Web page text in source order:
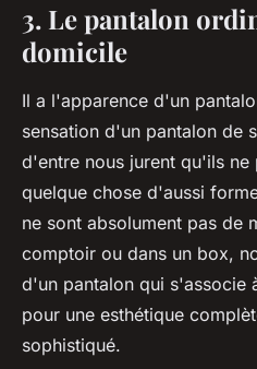
3. Le pantalon
domicile
Il a l'apparence d'un
sensation d'un pantalon de
d'entre nous jurent qu'ils ne
quelque chose d'aussi
ne sont absolument pas de
comptoir ou dans un box,
d'un pantalon qui s'associe
pour une esthétique
sophistiqué.